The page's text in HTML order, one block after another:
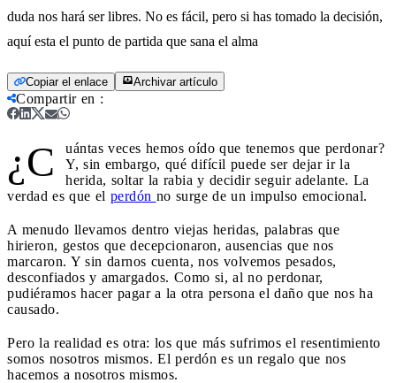
duda nos hará ser libres. No es fácil, pero si has tomado la decisión,
aquí esta el punto de partida que sana el alma
Copiar el enlace Archivar artículo
Compartir en :
¿C
uántas veces hemos oído que tenemos que perdonar?
Y, sin embargo, qué difícil puede ser dejar ir la
herida, soltar la rabia y decidir seguir adelante. La
verdad es que el perdón no surge de un impulso emocional.
A menudo llevamos dentro viejas heridas, palabras que
hirieron, gestos que decepcionaron, ausencias que nos
marcaron. Y sin darnos cuenta, nos volvemos pesados,
desconfiados y amargados. Como si, al no perdonar,
pudiéramos hacer pagar a la otra persona el daño que nos ha
causado.
Pero la realidad es otra: los que más sufrimos el resentimiento
somos nosotros mismos. El perdón es un regalo que nos
hacemos a nosotros mismos.